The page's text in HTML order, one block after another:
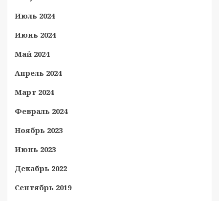
Июль 2024
Июнь 2024
Май 2024
Апрель 2024
Март 2024
Февраль 2024
Ноябрь 2023
Июнь 2023
Декабрь 2022
Сентябрь 2019